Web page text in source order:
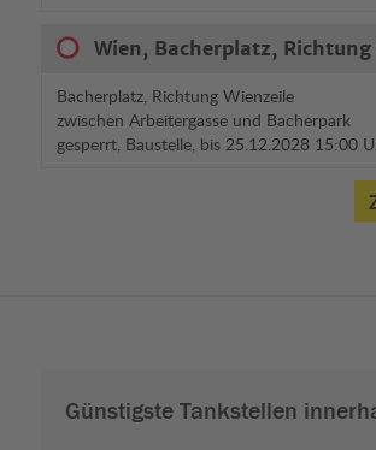
Wien, Bacherplatz, Richtung
Bacherplatz, Richtung Wienzeile
zwischen Arbeitergasse und Bacherpark
gesperrt, Baustelle, bis 25.12.2028 15:00